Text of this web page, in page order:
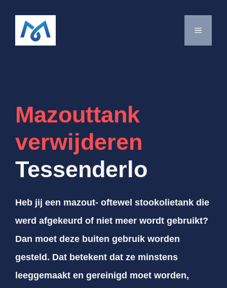
MENU
Mazouttank
verwijderen
Tessenderlo
Heb jij een mazout- oftewel stookolietank die
werd afgekeurd of niet meer wordt gebruikt?
Dan moet deze buiten gebruik worden
gesteld. Dat betekent dat ze minstens
leeggemaakt en gereinigd moet worden,